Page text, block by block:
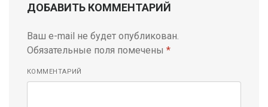
ДОБАВИТЬ КОММЕНТАРИЙ
Ваш e-mail не будет опубликован.
Обязательные поля помечены *
КОММЕНТАРИЙ